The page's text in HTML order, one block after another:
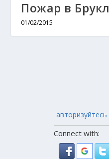
Пожар в
01/02/2015
авторизуйтесь
Connect with: